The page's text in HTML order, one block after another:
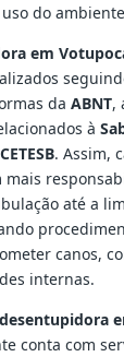
do
em
da ABNT,
à
CETESB. Assim,
mais
até a
canos,
internas.
desentupidora
conta com